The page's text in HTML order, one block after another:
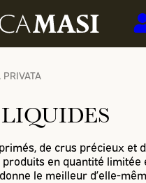
PRIVATA
de crus précieux et
produits en quantité limitée
le meilleur d’elle-